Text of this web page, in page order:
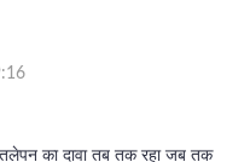
का दावा तब तक रहा जब तक